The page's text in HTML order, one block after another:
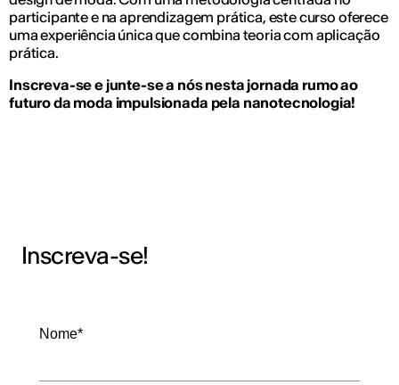
participante e na aprendizagem prática, este curso oferece
uma experiência única que combina teoria com aplicação
prática.
Inscreva-se e junte-se a nós nesta jornada rumo ao
futuro da moda impulsionada pela nanotecnologia!
Inscreva-se!
Nome*